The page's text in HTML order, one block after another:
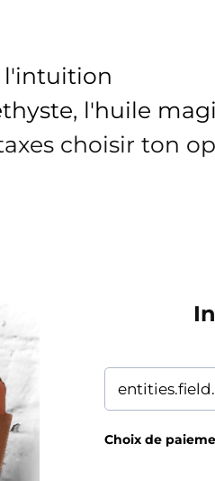
l'intuition
l'huile
choisir ton
Choix de